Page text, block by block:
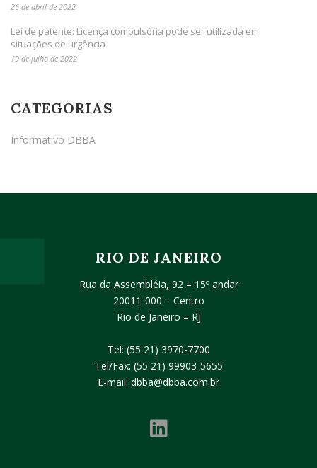
26 de abril de 2022
Lei de patente: Licença compulsória pode ser utilizada em
situações de urgência
19 de julho de 2022
CATEGORIAS
Informativo DBBA
RIO DE JANEIRO
Rua da Assembléia, 92 – 15º andar
20011-000 – Centro
Rio de Janeiro – RJ
Tel: (55 21) 3970-7700
Tel/Fax: (55 21) 99903-5655
E-mail: dbba@dbba.com.br